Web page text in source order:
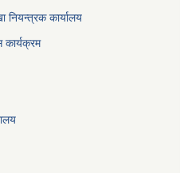
नियन्त्रक कार्यालय
कार्यक्रम